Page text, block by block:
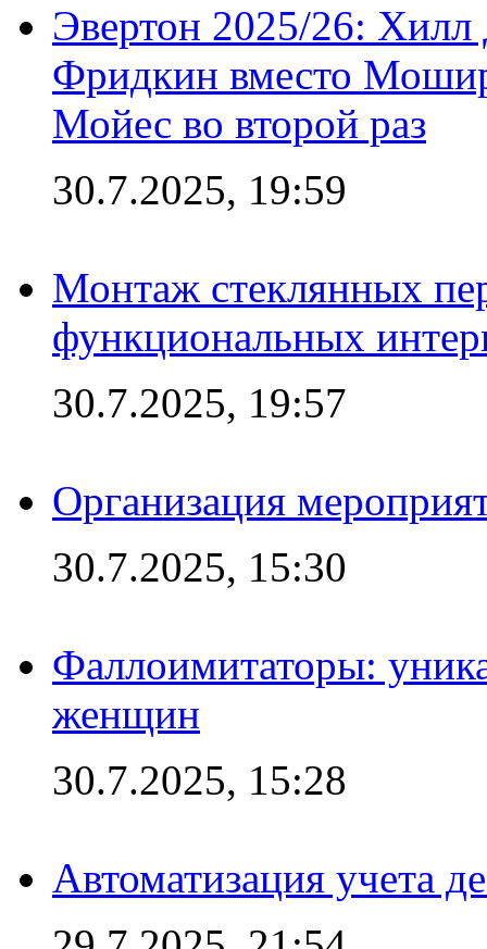
Эвертон 2025/26:
Фридкин вместо
Мойес во второй раз
30.7.2025, 19:59
Монтаж стеклянных
функциональных
30.7.2025, 19:57
Организация
30.7.2025, 15:30
Фаллоимитаторы:
женщин
30.7.2025, 15:28
Автоматизация учета